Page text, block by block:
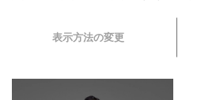
表示方法の変更